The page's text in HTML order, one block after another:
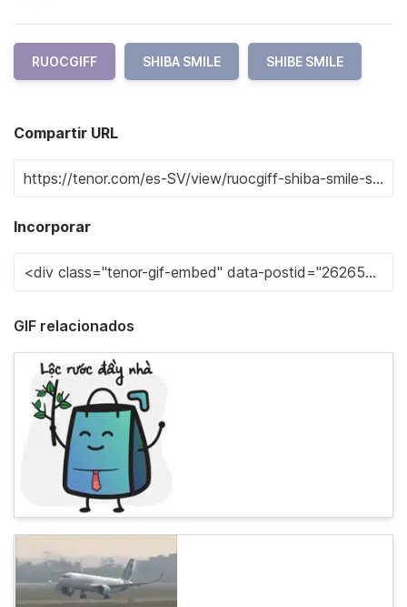
RUOCGIFF SHIBA SMILE SHIBE SMILE
Compartir URL
Incorporar
GIF relacionados